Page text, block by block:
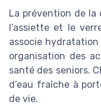
La prévention de la
l’assiette et le
associe
organisation des
santé des seniors.
d’eau fraîche à
de vie.